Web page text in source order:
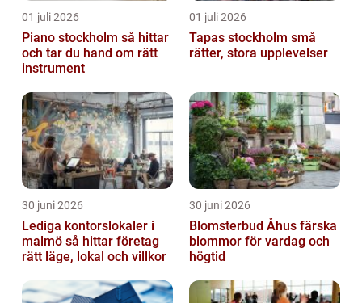
01 juli 2026
Piano stockholm så hittar
och tar du hand om rätt
instrument
01 juli 2026
Tapas stockholm små
rätter, stora upplevelser
30 juni 2026
Lediga kontorslokaler i
malmö så hittar företag
rätt läge, lokal och villkor
30 juni 2026
Blomsterbud Åhus färska
blommor för vardag och
högtid